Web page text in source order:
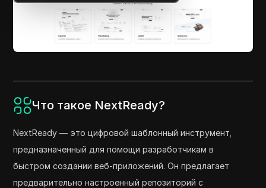
Что такое NextReady?
NextReady — это цифровой шаблонный инструмент,
предназначенный для помощи разработчикам в
быстром создании веб-приложений. Он предлагает
предварительно настроенный репозиторий с